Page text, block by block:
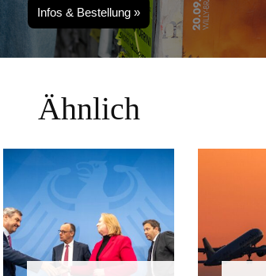
Infos & Bestellung »
Ähnlich